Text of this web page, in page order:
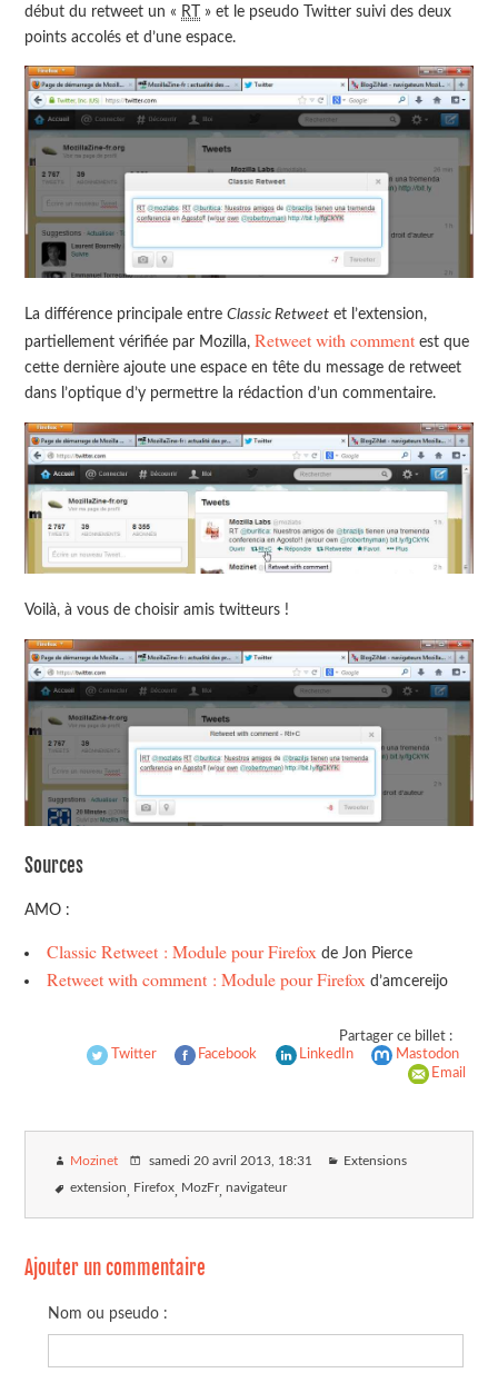
début du retweet un « RT » et le pseudo Twitter suivi des deux
points accolés et d’une espace.
La différence principale entreClassic Retweet et l’extension,
partiellement vérifiée par Mozilla,Retweet with comment est que
cette dernière ajoute une espace en tête du message de retweet
dans l’optique d’y permettre la rédaction d’un commentaire.
Voilà, à vous de choisir amis twitteurs !
Sources
AMO :
Classic Retweet : Module pour Firefoxde Jon Pierce
Retweet with comment : Module pour Firefoxd’amcereijo
Partager ce billet :
Twitter
Facebook LinkedIn
Mastodon
Email
Mozinet samedi 20 avril 2013 , 18:31 Extensions
extension Firefox MozFr navigateur
Ajouter un commentaire
Nom ou pseudo :